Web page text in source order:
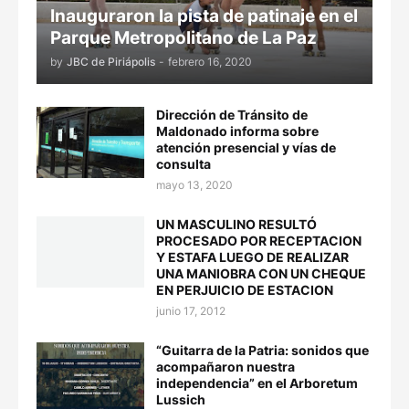
Inauguraron la pista de patinaje en el
Parque Metropolitano de La Paz
by JBC de Piriápolis - febrero 16, 2020
Dirección de Tránsito de
Maldonado informa sobre
atención presencial y vías de
consulta
mayo 13, 2020
UN MASCULINO RESULTÓ
PROCESADO POR RECEPTACION
Y ESTAFA LUEGO DE REALIZAR
UNA MANIOBRA CON UN CHEQUE
EN PERJUICIO DE ESTACION
junio 17, 2012
“Guitarra de la Patria: sonidos que
acompañaron nuestra
independencia” en el Arboretum
Lussich